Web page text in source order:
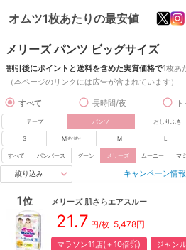
オムツ1枚あたりの最安値
メリーズ パンツ ビッグサイズ
割引後にポイントと送料を含めた実質価格で1枚あ
（本ページのリンクには広告が含まれています）
すべて 長時間/夜
テープ パンツ おしりふき
S Mはいはい M L
すべて パンパース グーン メリーズ ムーニー マ
絞り込み キャンペーン情報
1位 メリーズ 肌さらエアスルー
21.7 円/枚 5,478円
マラソン11店(＋10倍㌽)
ジャン